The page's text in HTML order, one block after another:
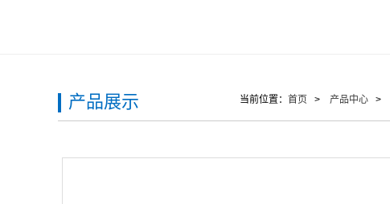
当前位置： 首页 > 产品中心 >
产品展示